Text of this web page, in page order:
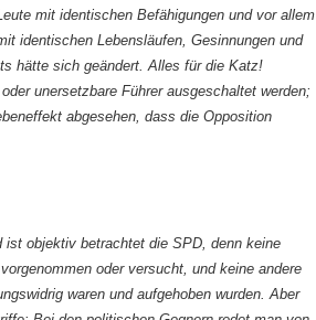
mit identischen Befähigungen und vor allem
identischen Lebensläufen, Gesinnungen und
hätte sich geändert. Alles für die Katz!
unersetzbare Führer ausgeschaltet werden;
abgesehen, dass die Opposition
objektiv betrachtet die SPD, denn keine
oder versucht, und keine andere
waren und aufgehoben wurden. Aber